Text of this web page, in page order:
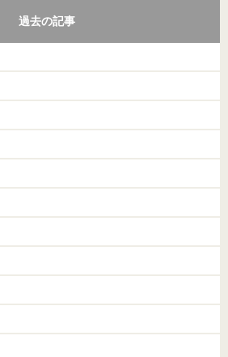
過去の記事